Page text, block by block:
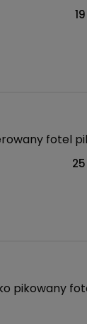
fotel
pikowany